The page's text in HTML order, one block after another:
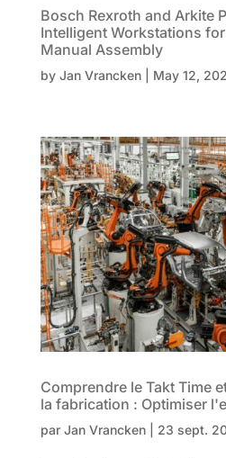
Bosch Rexroth and Arkite
Intelligent Workstations
Manual Assembly
by Jan Vrancken| May 12,
Comprendre le Takt Time
la fabrication : Optimiser
par Jan Vrancken| 23 sept.